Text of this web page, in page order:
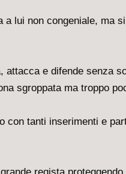
a lui non congeniale, ma
attacca e difende senza
sgroppata ma troppo
con tanti inserimenti e